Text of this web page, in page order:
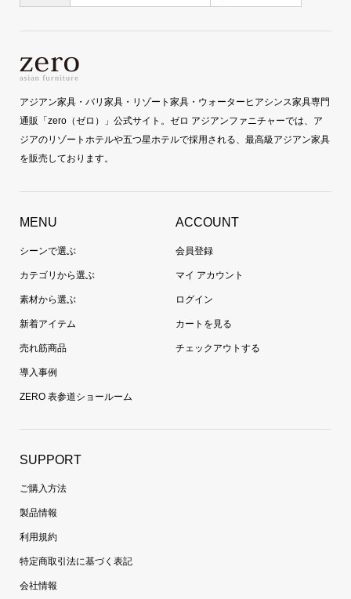
アジアン家具・バリ家具・リゾート家具・ウォーターヒアシンス家具専門
通販「zero（ゼロ）」公式サイト。ゼロ アジアンファニチャーでは、ア
ジアのリゾートホテルや五つ星ホテルで採用される、最高級アジアン家具
を販売しております。
MENU
シーンで選ぶ
カテゴリから選ぶ
素材から選ぶ
新着アイテム
売れ筋商品
導入事例
ZERO 表参道ショールーム
ACCOUNT
会員登録
マイ アカウント
ログイン
カートを見る
チェックアウトする
SUPPORT
ご購入方法
製品情報
利用規約
特定商取引法に基づく表記
会社情報